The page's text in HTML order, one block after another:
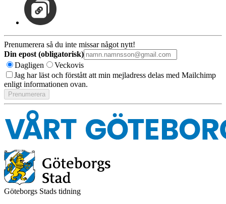
Prenumerera så du inte missar något nytt!
Din epost (obligatorisk)
Dagligen
Veckovis
Jag har läst och förstått att min mejladress delas med Mailchimp
enligt informationen ovan.
Göteborgs Stads tidning